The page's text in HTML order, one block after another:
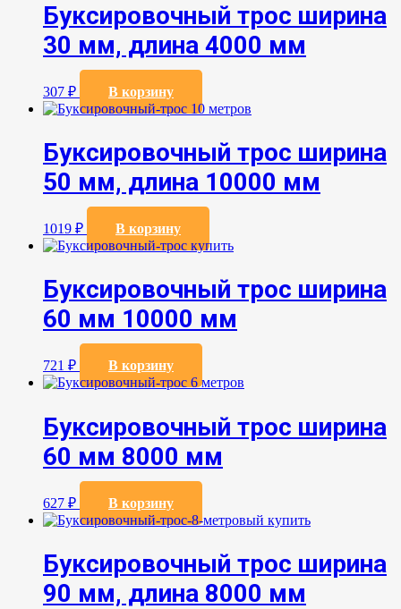
Буксировочный трос ширина
30 мм, длина 4000 мм
307 ₽ В корзину
Буксировочный трос ширина
50 мм, длина 10000 мм
1019 ₽ В корзину
Буксировочный трос ширина
60 мм 10000 мм
721 ₽ В корзину
Буксировочный трос ширина
60 мм 8000 мм
627 ₽ В корзину
Буксировочный трос ширина
90 мм, длина 8000 мм